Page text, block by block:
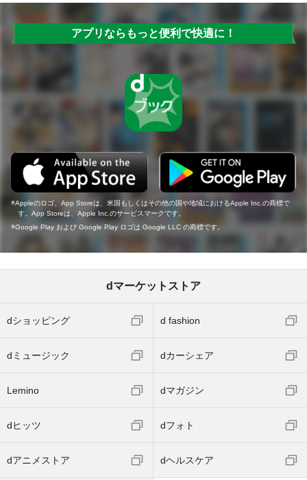
アプリならもっと便利で快適に！
Appleのロゴ、App Storeは、米国もしくはその他の国や地域におけるApple Inc.の商標で
す。App Storeは、Apple Inc.のサービスマークです。
Google Play および Google Play ロゴは Google LLC の商標です。
dマーケットストア
dショッピング d fashion
dミュージック dカーシェア
Lemino dマガジン
dヒッツ dフォト
dアニメストア dヘルスケア